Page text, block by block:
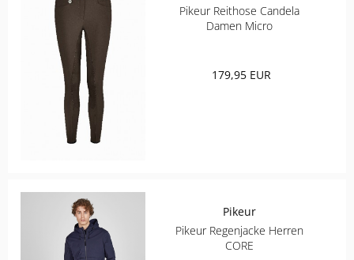
Pikeur Reithose Candela
Damen Micro
179,95 EUR
Pikeur
Pikeur Regenjacke Herren
CORE